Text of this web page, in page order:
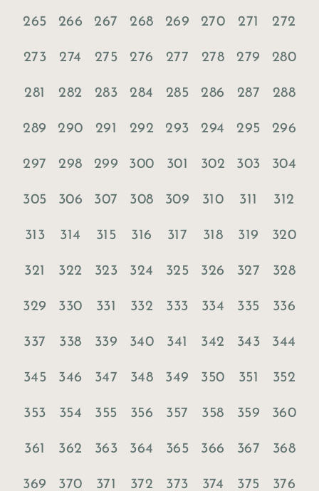
265 266 267 268 269 270 271 272
273 274 275 276 277 278 279 280
281 282 283 284 285 286 287 288
289 290 291 292 293 294 295 296
297 298 299 300 301 302 303 304
305 306 307 308 309 310 311 312
313 314 315 316 317 318 319 320
321 322 323 324 325 326 327 328
329 330 331 332 333 334 335 336
337 338 339 340 341 342 343 344
345 346 347 348 349 350 351 352
353 354 355 356 357 358 359 360
361 362 363 364 365 366 367 368
369 370 371 372 373 374 375 376